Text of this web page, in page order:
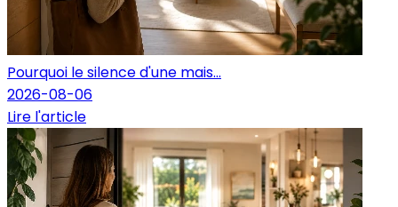
Pourquoi le silence d'une mais...
2026-08-06
Lire l'article